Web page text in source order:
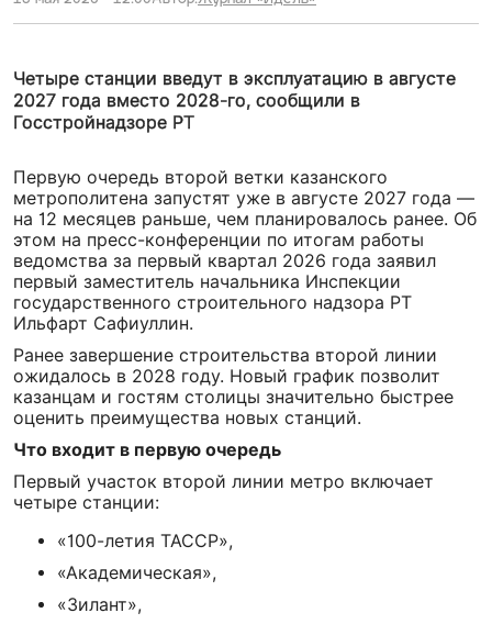
Четыре станции введут в эксплуатацию в августе
2027 года вместо 2028-го, сообщили в
Госстройнадзоре РТ
Первую очередь второй ветки казанского
метрополитена запустят уже в августе 2027 года —
на 12 месяцев раньше, чем планировалось ранее. Об
этом на пресс-конференции по итогам работы
ведомства за первый квартал 2026 года заявил
первый заместитель начальника Инспекции
государственного строительного надзора РТ
Ильфарт Сафиуллин.
Ранее завершение строительства второй линии
ожидалось в 2028 году. Новый график позволит
казанцам и гостям столицы значительно быстрее
оценить преимущества новых станций.
Что входит в первую очередь
Первый участок второй линии метро включает
четыре станции:
«100-летия ТАССР»,
«Академическая»,
«Зилант»,